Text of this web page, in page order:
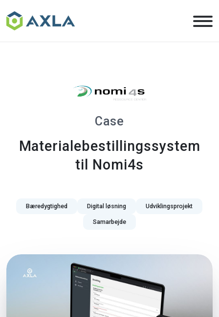
the
content
Case
Materialebestillingssystem
til Nomi4s
Bæredygtighed Digital løsning Udviklingsprojekt
Samarbejde